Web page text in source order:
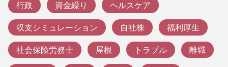
行政 資金繰り ヘルスケア
収支シミュレーション 自社株 福利厚生
社会保険労務士 屋根 トラブル 離職